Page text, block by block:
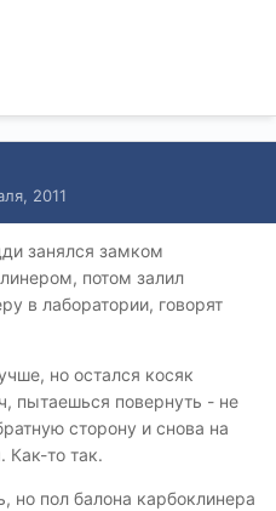
2011
занялся замком
потом залил
в лаборатории, говорят
но остался косяк
пытаешься повернуть - не
сторону и снова на
Как-то так.
пол балона карбоклинера